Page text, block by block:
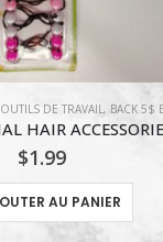
DE TRAVAIL, CHOUCHOU
/ #32 OR
$4.99
AU PANIER